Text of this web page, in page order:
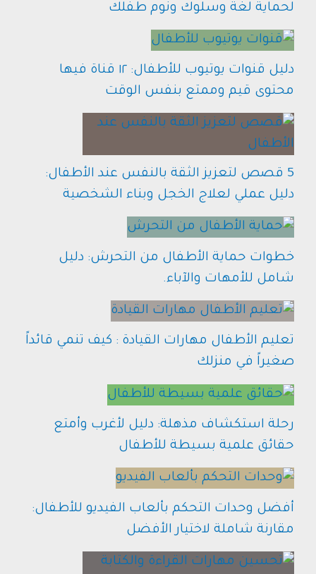
لحماية لغة وسلوك ونوم طفلك
دليل قنوات يوتيوب للأطفال: ١٢ قناة فيها
محتوى قيم وممتع بنفس الوقت
5 قصص لتعزيز الثقة بالنفس عند الأطفال:
دليل عملي لعلاج الخجل وبناء الشخصية
خطوات حماية الأطفال من التحرش: دليل
شامل للأمهات والآباء.
تعليم الأطفال مهارات القيادة : كيف تنمي قائداً
صغيراً في منزلك
رحلة استكشاف مذهلة: دليل لأغرب وأمتع
حقائق علمية بسيطة للأطفال
أفضل وحدات التحكم بألعاب الفيديو للأطفال:
مقارنة شاملة لاختيار الأفضل